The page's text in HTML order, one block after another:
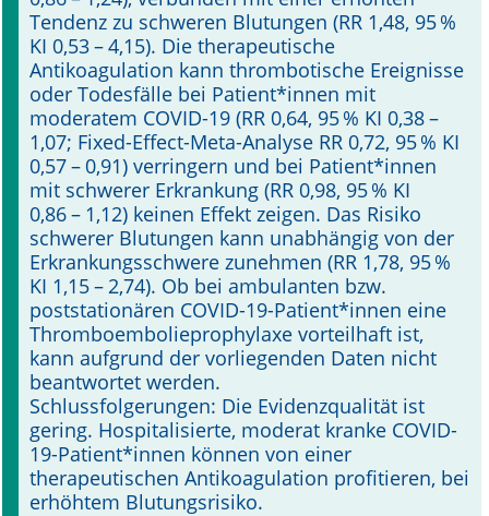
Tendenz zu schweren Blutungen (RR 1,48, 95 %
KI 0,53 – 4,15). Die therapeutische
Antikoagulation kann thrombotische Ereignisse
oder Todesfälle bei Patient*innen mit
moderatem COVID-19 (RR 0,64, 95 % KI 0,38 –
1,07; Fixed-Effect-Meta-Analy­se RR 0,72, 95 % KI
0,57 – 0,91) verringern und bei Patient*innen
mit schwerer Erkrankung (RR 0,98, 95 % KI
0,86 – 1,12) keinen Effekt zeigen. Das Risiko
schwerer Blutungen kann unabhängig von der
Erkrankungsschwere zunehmen (RR 1,78, 95 %
KI 1,15 – 2,74). Ob bei ambulanten bzw.
poststationären COVID-19-Patient*innen eine
Thromboembolieprophylaxe vorteilhaft ist,
kann aufgrund der vorliegenden Daten nicht
beantwortet werden.
Schlussfolgerungen: Die Evidenzqualität ist
gering. Hospitalisierte, moderat kranke COVID-
19-Patient*innen können von einer
therapeutischen Antikoagulation profitieren, bei
erhöhtem Blutungsrisiko.